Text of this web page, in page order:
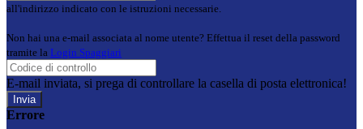
all'indirizzo indicato con le istruzioni necessarie.
Non hai una e-mail associata al nome utente? Effettua il reset della password
tramite la Login Spaggiari
E-mail inviata, si prega di controllare la casella di posta elettronica!
Errore